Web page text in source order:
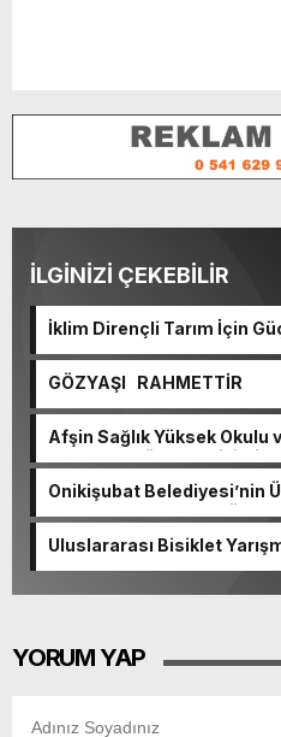
İLGİNİZİ ÇEKEBİLİR
İklim Dirençli Tarım İçin
GÖZYAŞI RAHMETTİR
Afşin Sağlık Yüksek Okulu
Okulunda görev değişimi!
Onikişubat Belediyesi’nin
başvurularında son gün 7
Uluslararası Bisiklet
YORUM YAP